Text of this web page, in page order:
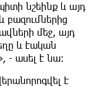
նշեինք և այդ
բազումներից
մեջ, այդ
և էական
- ասել է նա:
է